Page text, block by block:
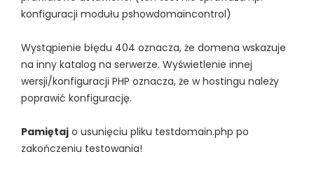
konfiguracji modułu pshowdomaincontrol)
Wystąpienie błędu 404 oznacza, że domena wskazuje
na inny katalog na serwerze. Wyświetlenie innej
wersji/konfiguracji PHP oznacza, że w hostingu należy
poprawić konfigurację.
Pamiętaj o usunięciu pliku testdomain.php po
zakończeniu testowania!